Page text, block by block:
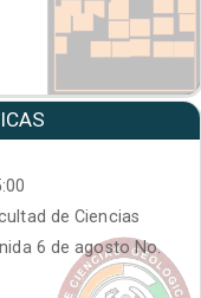
de Ciencias
6 de agosto No.